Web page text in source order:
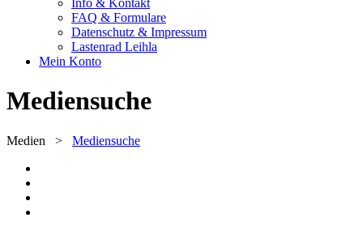
Info & Kontakt
FAQ & Formulare
Datenschutz & Impressum
Lastenrad Leihla
Mein Konto
Mediensuche
Medien > Mediensuche